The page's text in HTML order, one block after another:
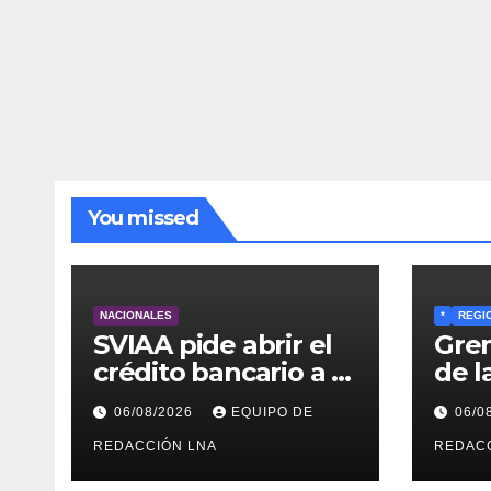
You missed
NACIONALES
SVIAA pide abrir el
crédito bancario a la
agricultura familiar
en Venezuela
06/08/2026 EQUIPO DE
REDACCIÓN LNA
*
de
06/